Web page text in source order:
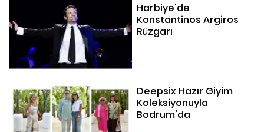
Harbiye'de
Konstantinos Argiros
Rüzgarı
Deepsix Hazır Giyim
Koleksiyonuyla
Bodrum'da